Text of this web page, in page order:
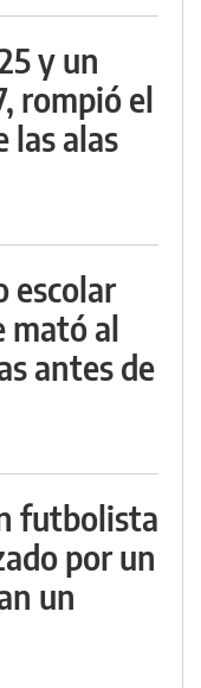
y un
rompió el
las alas
escolar
mató al
antes de
futbolista
por un
un